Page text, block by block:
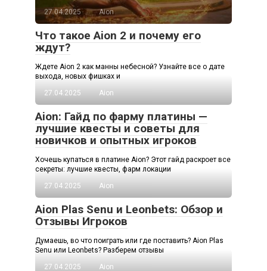
27.04.2025 Aion
Что такое Aion 2 и почему его
ждут?
Ждете Aion 2 как манны небесной? Узнайте все о дате
выхода, новых фишках и
27.04.2025
Aion
Aion: Гайд по фарму платины —
лучшие квесты и советы для
новичков и опытных игроков
Хочешь купаться в платине Aion? Этот гайд раскроет все
секреты: лучшие квесты, фарм локации
27.04.2025
Aion
Aion Plas Senu и Leonbets: Обзор и
Отзывы Игроков
Думаешь, во что поиграть или где поставить? Aion Plas
Senu или Leonbets? Разберем отзывы
27.04.2025
Aion